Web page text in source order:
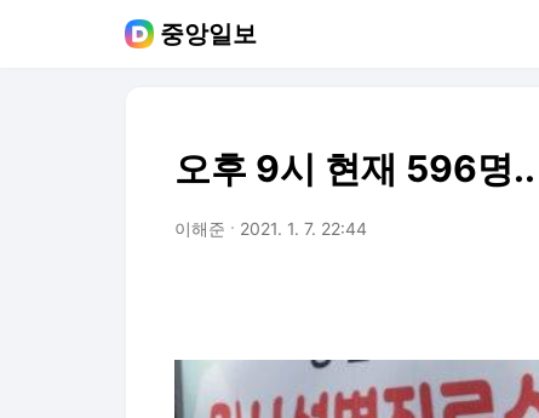
중앙일보
오후 9시 현재 596명
이해준 2021. 1. 7. 22:44